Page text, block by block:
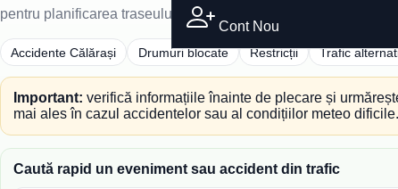
Cont Nou
pentru planificarea traseului.
Accidente Călărași Drumuri blocate Restricții Trafic
Important: verifică informațiile înainte de plecare și
mai ales în cazul accidentelor sau al condițiilor meteo dificile.
Caută rapid un eveniment sau accident din trafic